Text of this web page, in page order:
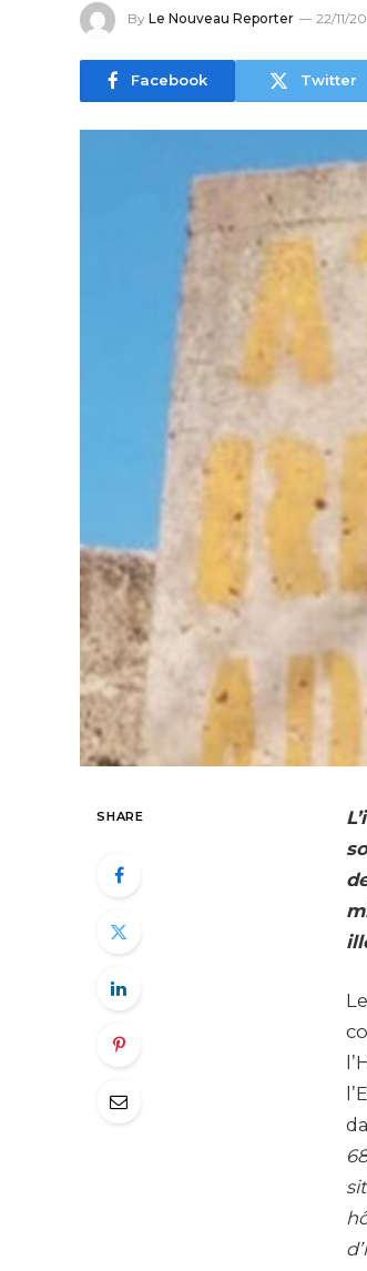
By Le Nouveau Reporter 22/11/
Facebook Twitter
SHARE